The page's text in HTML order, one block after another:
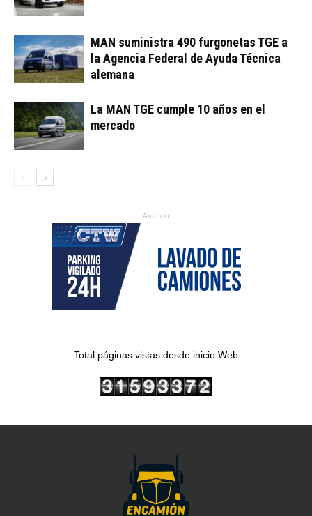
MAN suministra 490 furgonetas TGE a
la Agencia Federal de Ayuda Técnica
alemana
La MAN TGE cumple 10 años en el
mercado
Anuncio
Total páginas vistas desde inicio Web